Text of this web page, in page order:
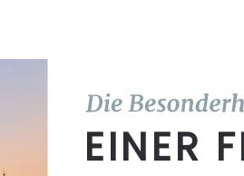
EINER